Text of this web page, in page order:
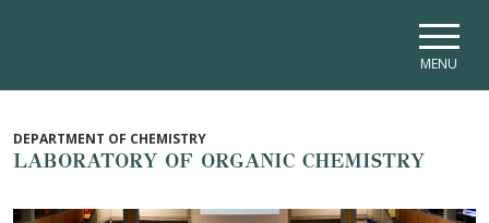
MENU
DEPARTMENT OF CHEMISTRY
LABORATORY OF ORGANIC CHEMISTRY